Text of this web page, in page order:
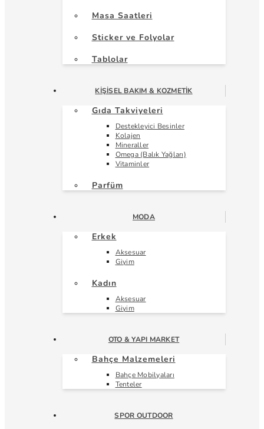
Masa Saatleri
Sticker ve Folyolar
Tablolar
KIŞISEL BAKIM & KOZMETIK
Gıda Takviyeleri
Destekleyici Besinler
Kolajen
Mineraller
Omega (Balık Yağları)
Vitaminler
Parfüm
MODA
Erkek
Aksesuar
Giyim
Kadın
Aksesuar
Giyim
OTO & YAPI MARKET
Bahçe Malzemeleri
Bahçe Mobilyaları
Tenteler
SPOR OUTDOOR